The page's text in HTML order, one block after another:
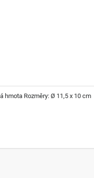
hmota Rozměry: Ø 11,5 x 10 cm